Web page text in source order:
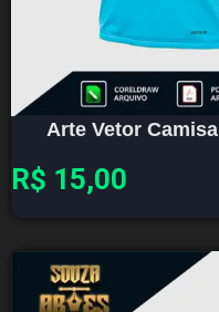
Arte Vetor
R$ 15,00